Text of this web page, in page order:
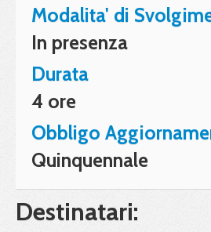
Modalita' di
In presenza
Durata
4 ore
Obbligo
Quinquennale
Destinatari: